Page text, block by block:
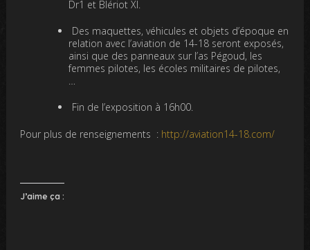
Dr1 et Blériot XI.
Des maquettes, véhicules et objets d’époque en
relation avec l’aviation de 14-18 seront exposés,
ainsi que des panneaux sur l’as Pégoud, les
femmes pilotes, les écoles militaires de pilotes,
…
Fin de l’exposition à 16h00.
Pour plus de renseignements : http://aviation14-18.com/
J’aime ça :